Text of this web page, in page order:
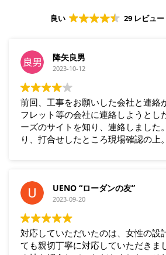
良い 29 レビュー
降矢良男
2023-10-12
前回、工事をお願いした会社と連絡
フレット等の会社に連絡しようとし
ーズのサイトを知り、連絡しました
り、打合せしたところ現場確認の上
UENO “ローダンの友”
2023-09-20
対応していただいたのは、女性の設
ても親切丁寧に対応していただきま